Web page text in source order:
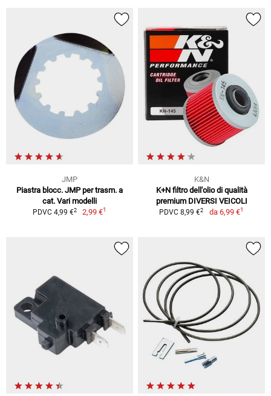
JMP
Piastra blocc. JMP per trasm. a
cat. Vari modelli
PDVC 4,99 €2 2,99 €1
K&N
K+N filtro dell'olio di qualità
premium DIVERSI VEICOLI
PDVC 8,99 €2 da 6,99 €1